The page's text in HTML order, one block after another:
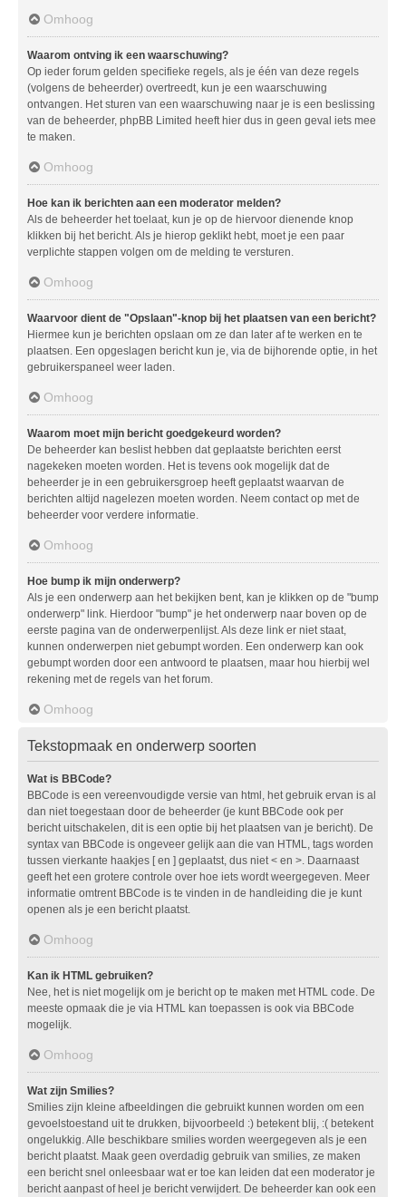
Omhoog
Waarom ontving ik een waarschuwing?
Op ieder forum gelden specifieke regels, als je één van deze regels
(volgens de beheerder) overtreedt, kun je een waarschuwing
ontvangen. Het sturen van een waarschuwing naar je is een beslissing
van de beheerder, phpBB Limited heeft hier dus in geen geval iets mee
te maken.
Omhoog
Hoe kan ik berichten aan een moderator melden?
Als de beheerder het toelaat, kun je op de hiervoor dienende knop
klikken bij het bericht. Als je hierop geklikt hebt, moet je een paar
verplichte stappen volgen om de melding te versturen.
Omhoog
Waarvoor dient de "Opslaan"-knop bij het plaatsen van een bericht?
Hiermee kun je berichten opslaan om ze dan later af te werken en te
plaatsen. Een opgeslagen bericht kun je, via de bijhorende optie, in het
gebruikerspaneel weer laden.
Omhoog
Waarom moet mijn bericht goedgekeurd worden?
De beheerder kan beslist hebben dat geplaatste berichten eerst
nagekeken moeten worden. Het is tevens ook mogelijk dat de
beheerder je in een gebruikersgroep heeft geplaatst waarvan de
berichten altijd nagelezen moeten worden. Neem contact op met de
beheerder voor verdere informatie.
Omhoog
Hoe bump ik mijn onderwerp?
Als je een onderwerp aan het bekijken bent, kan je klikken op de "bump
onderwerp" link. Hierdoor "bump" je het onderwerp naar boven op de
eerste pagina van de onderwerpenlijst. Als deze link er niet staat,
kunnen onderwerpen niet gebumpt worden. Een onderwerp kan ook
gebumpt worden door een antwoord te plaatsen, maar hou hierbij wel
rekening met de regels van het forum.
Omhoog
Tekstopmaak en onderwerp soorten
Wat is BBCode?
BBCode is een vereenvoudigde versie van html, het gebruik ervan is al
dan niet toegestaan door de beheerder (je kunt BBCode ook per
bericht uitschakelen, dit is een optie bij het plaatsen van je bericht). De
syntax van BBCode is ongeveer gelijk aan die van HTML, tags worden
tussen vierkante haakjes [ en ] geplaatst, dus niet < en >. Daarnaast
geeft het een grotere controle over hoe iets wordt weergegeven. Meer
informatie omtrent BBCode is te vinden in de handleiding die je kunt
openen als je een bericht plaatst.
Omhoog
Kan ik HTML gebruiken?
Nee, het is niet mogelijk om je bericht op te maken met HTML code. De
meeste opmaak die je via HTML kan toepassen is ook via BBCode
mogelijk.
Omhoog
Wat zijn Smilies?
Smilies zijn kleine afbeeldingen die gebruikt kunnen worden om een
gevoelstoestand uit te drukken, bijvoorbeeld :) betekent blij, :( betekent
ongelukkig. Alle beschikbare smilies worden weergegeven als je een
bericht plaatst. Maak geen overdadig gebruik van smilies, ze maken
een bericht snel onleesbaar wat er toe kan leiden dat een moderator je
bericht aanpast of heel je bericht verwijdert. De beheerder kan ook een